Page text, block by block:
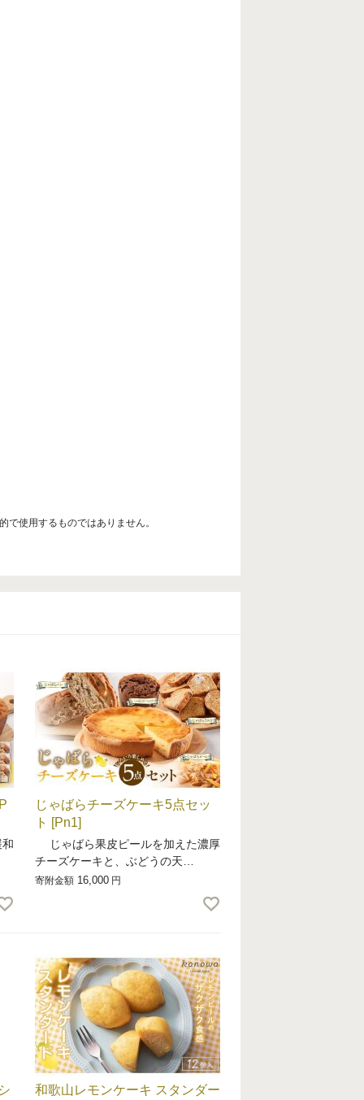
使用するものではありません。
じゃばらチーズケーキ5点セッ
ト [Pn1]
じゃばら果皮ピールを加えた濃厚
チーズケーキと、ぶどうの天…
寄附金額 16,000 円
和歌山レモンケーキ スタンダー